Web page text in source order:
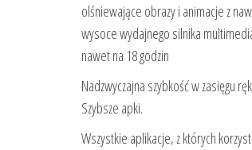
olśniewające obrazy i animacje z
wysoce wydajnego silnika
nawet na 18 godzin
Nadzwyczajna szybkość w zasięgu
Szybsze apki.
Wszystkie aplikacje, z których